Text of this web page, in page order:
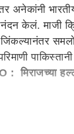
केलं. माजी
:मिराजच्या